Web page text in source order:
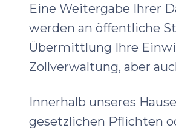
Eine Weitergabe Ihrer
werden an öffentliche
Übermittlung Ihre
Zollverwaltung, aber
Innerhalb unseres
gesetzlichen Pflichten